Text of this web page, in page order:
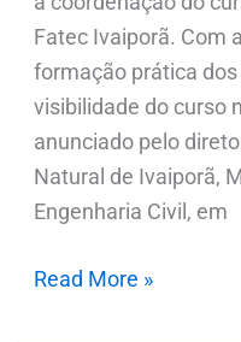
Fatec Ivaiporã. Com
formação prática
visibilidade do curso
anunciado pelo
Natural de Ivaiporã,
Engenharia Civil, em
Read More »